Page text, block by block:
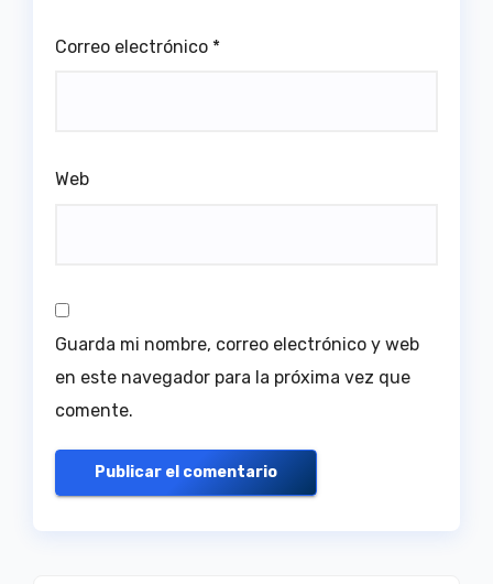
Correo electrónico *
Web
Guarda mi nombre, correo electrónico y web
en este navegador para la próxima vez que
comente.